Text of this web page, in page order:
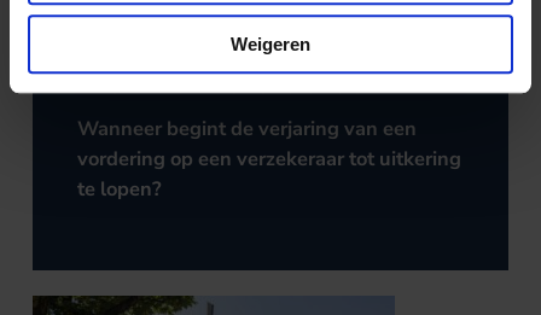
Weigeren
AANSPRAKELIJKHEIDSRECHT31.07.2026
Wanneer begint de verjaring van een
vordering op een verzekeraar tot uitkering
te lopen?